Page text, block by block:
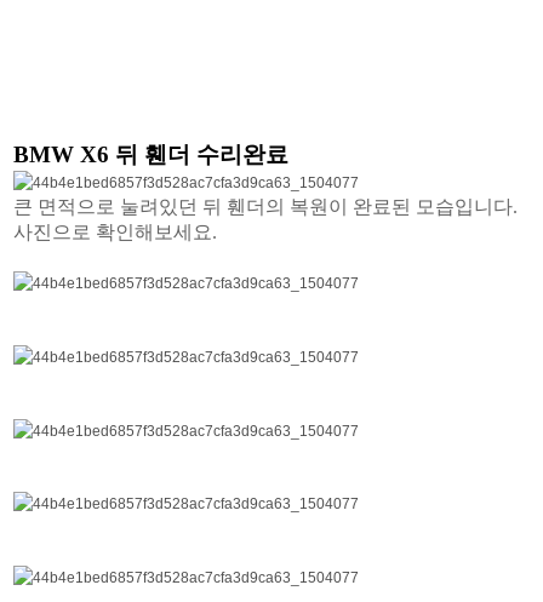
BMW X6 뒤 휀더 수리완료
큰 면적으로 눌려있던 뒤 휀더의 복원이 완료된 모습입니다.
사진으로 확인해보세요.